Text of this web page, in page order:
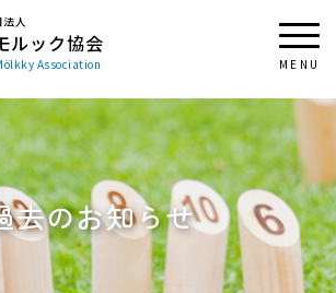
人
ルック協会
Association
去のお知らせ